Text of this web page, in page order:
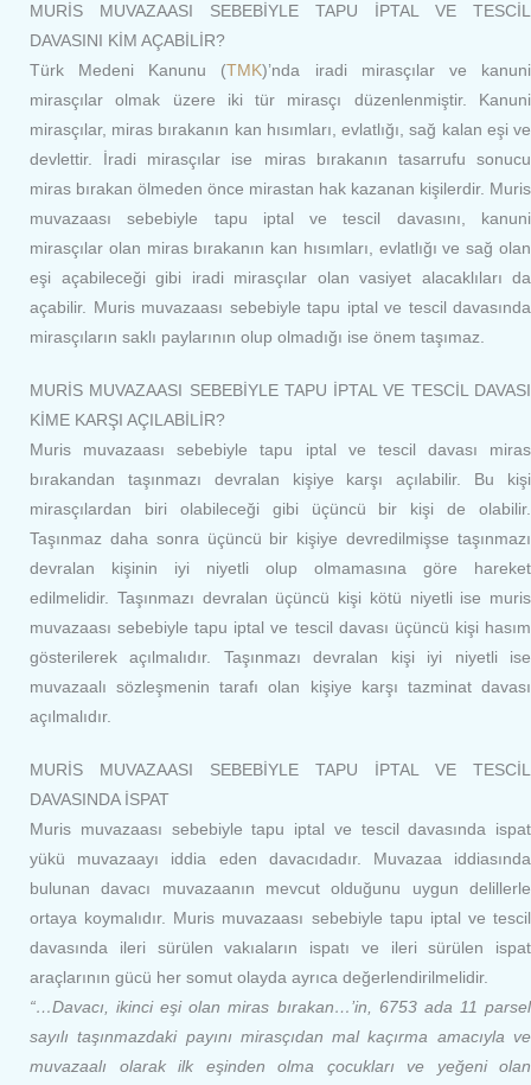
MURİS MUVAZAASI SEBEBİYLE TAPU İPTAL VE TESCİL
DAVASINI KİM AÇABİLİR?
Türk Medeni Kanunu (TMK)’nda iradi mirasçılar ve kanuni
mirasçılar olmak üzere iki tür mirasçı düzenlenmiştir. Kanuni
mirasçılar, miras bırakanın kan hısımları, evlatlığı, sağ kalan eşi ve
devlettir. İradi mirasçılar ise miras bırakanın tasarrufu sonucu
miras bırakan ölmeden önce mirastan hak kazanan kişilerdir. Muris
muvazaası sebebiyle tapu iptal ve tescil davasını, kanuni
mirasçılar olan miras bırakanın kan hısımları, evlatlığı ve sağ olan
eşi açabileceği gibi iradi mirasçılar olan vasiyet alacaklıları da
açabilir. Muris muvazaası sebebiyle tapu iptal ve tescil davasında
mirasçıların saklı paylarının olup olmadığı ise önem taşımaz.
MURİS MUVAZAASI SEBEBİYLE TAPU İPTAL VE TESCİL DAVASI
KİME KARŞI AÇILABİLİR?
Muris muvazaası sebebiyle tapu iptal ve tescil davası miras
bırakandan taşınmazı devralan kişiye karşı açılabilir. Bu kişi
mirasçılardan biri olabileceği gibi üçüncü bir kişi de olabilir.
Taşınmaz daha sonra üçüncü bir kişiye devredilmişse taşınmazı
devralan kişinin iyi niyetli olup olmamasına göre hareket
edilmelidir. Taşınmazı devralan üçüncü kişi kötü niyetli ise muris
muvazaası sebebiyle tapu iptal ve tescil davası üçüncü kişi hasım
gösterilerek açılmalıdır. Taşınmazı devralan kişi iyi niyetli ise
muvazaalı sözleşmenin tarafı olan kişiye karşı tazminat davası
açılmalıdır.
MURİS MUVAZAASI SEBEBİYLE TAPU İPTAL VE TESCİL
DAVASINDA İSPAT
Muris muvazaası sebebiyle tapu iptal ve tescil davasında ispat
yükü muvazaayı iddia eden davacıdadır. Muvazaa iddiasında
bulunan davacı muvazaanın mevcut olduğunu uygun delillerle
ortaya koymalıdır. Muris muvazaası sebebiyle tapu iptal ve tescil
davasında ileri sürülen vakıaların ispatı ve ileri sürülen ispat
araçlarının gücü her somut olayda ayrıca değerlendirilmelidir.
“…Davacı, ikinci eşi olan miras bırakan…’in, 6753 ada 11 parsel
sayılı taşınmazdaki payını mirasçıdan mal kaçırma amacıyla ve
muvazaalı olarak ilk eşinden olma çocukları ve yeğeni olan